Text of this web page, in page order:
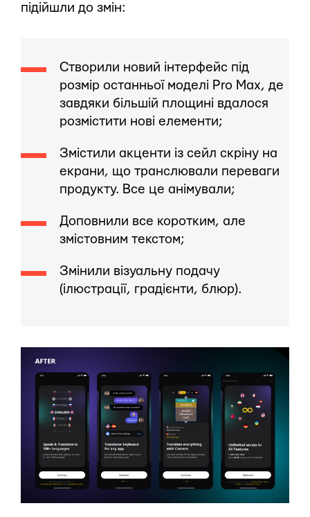
підійшли до змін:
Створили новий інтерфейс під
розмір останньої моделі Pro Max, де
завдяки більшій площині вдалося
розмістити нові елементи;
Змістили акценти із сейл скріну на
екрани, що транслювали переваги
продукту. Все це анімували;
Доповнили все коротким, але
змістовним текстом;
Змінили візуальну подачу
(ілюстрації, градієнти, блюр).